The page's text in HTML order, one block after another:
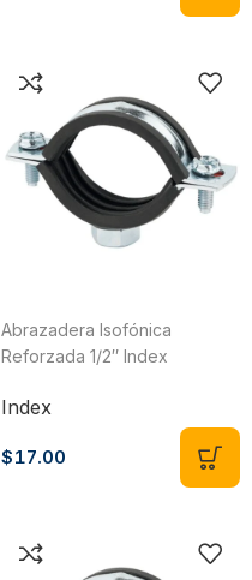
Abrazadera Isofónica
Reforzada 1/2″ Index
Index
$17.00